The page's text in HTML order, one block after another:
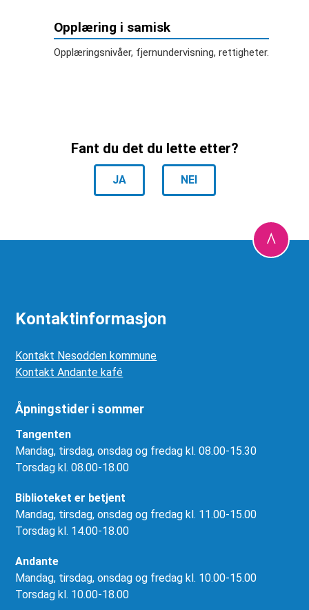
Opplæring i samisk
Opplæringsnivåer, fjernundervisning, rettigheter.
Fant du det du lette etter?
JA NEI
Kontaktinformasjon
Kontakt Nesodden kommune
Kontakt Andante kafé
Åpningstider i sommer
Tangenten
Mandag, tirsdag, onsdag og fredag kl. 08.00-15.30
Torsdag kl. 08.00-18.00
Biblioteket er betjent
Mandag, tirsdag, onsdag og fredag kl. 11.00-15.00
Torsdag kl. 14.00-18.00
Andante
Mandag, tirsdag, onsdag og fredag kl. 10.00-15.00
Torsdag kl. 10.00-18.00